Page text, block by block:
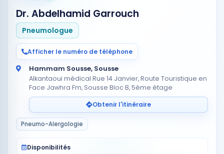
Dr. Abdelhamid Garrouch
Pneumologue
Afficher le numéro de téléphone
Hammam Sousse, Sousse
Alkantaoui médical Rue 14 Janvier, Route Touristique en
Face Jawhra Fm, Sousse Bloc B, 5ème étage
Obtenir l'itinéraire
Pneumo-Alergologie
Disponibilités